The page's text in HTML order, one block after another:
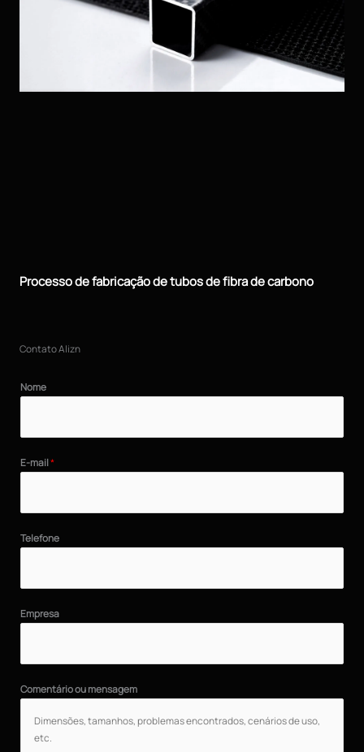
Processo de fabricação de tubos de fibra de carbono
Contato Alizn
Nome
E-mail*
Telefone
Empresa
Comentário ou mensagem